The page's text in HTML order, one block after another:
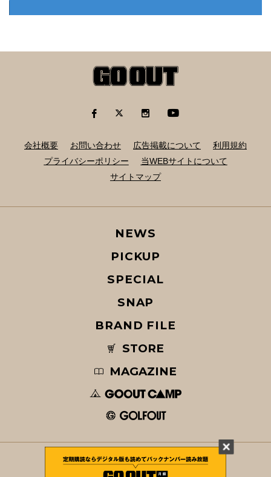
会社概要 お問い合わせ 広告掲載について
利用規約
プライバシーポリシー
当WEBサイトについて
サイトマップ
© COPYRIGHT 2026 GO OUT / SAN-EI CORPORATION Co.,Ltd.
NEWS
PICKUP
SPECIAL
SNAP
BRAND FILE
STORE
MAGAZINE